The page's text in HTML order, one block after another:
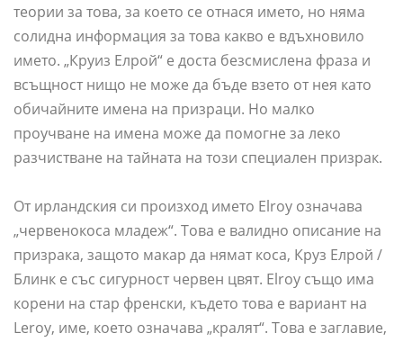
теории за това, за което се отнася името, но няма
солидна информация за това какво е вдъхновило
името. „Круиз Елрой“ е доста безсмислена фраза и
всъщност нищо не може да бъде взето от нея като
обичайните имена на призраци. Но малко
проучване на имена може да помогне за леко
разчистване на тайната на този специален призрак.
От ирландския си произход името Elroy означава
„червенокоса младеж“. Това е валидно описание на
призрака, защото макар да нямат коса, Круз Елрой /
Блинк е със сигурност червен цвят. Elroy също има
корени на стар френски, където това е вариант на
Leroy, име, което означава „кралят“. Това е заглавие,